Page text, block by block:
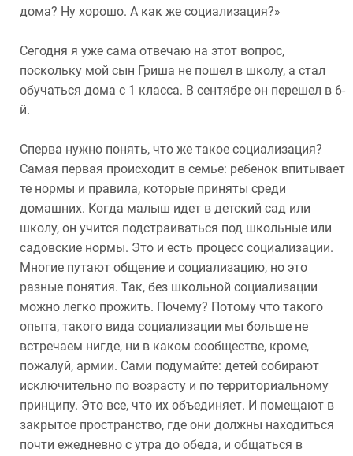
дома? Ну хорошо. А как же социализация?»
Сегодня я уже сама отвечаю на этот вопрос,
поскольку мой сын Гриша не пошел в школу, а стал
обучаться дома с 1 класса. В сентябре он перешел в 6-
й.
Сперва нужно понять, что же такое социализация?
Самая первая происходит в семье: ребенок впитывает
те нормы и правила, которые приняты среди
домашних. Когда малыш идет в детский сад или
школу, он учится подстраиваться под школьные или
садовские нормы. Это и есть процесс социализации.
Многие путают общение и социализацию, но это
разные понятия. Так, без школьной социализации
можно легко прожить. Почему? Потому что такого
опыта, такого вида социализации мы больше не
встречаем нигде, ни в каком сообществе, кроме,
пожалуй, армии. Сами подумайте: детей собирают
исключительно по возрасту и по территориальному
принципу. Это все, что их объединяет. И помещают в
закрытое пространство, где они должны находиться
почти ежедневно с утра до обеда, и общаться в